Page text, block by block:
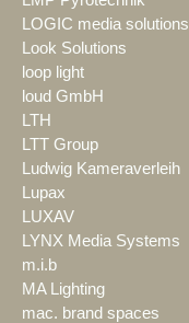
LOGIC media solutions
Look Solutions
loop light
loud GmbH
LTH
LTT Group
Ludwig Kameraverleih
Lupax
LUXAV
LYNX Media Systems
m.i.b
MA Lighting
mac. brand spaces